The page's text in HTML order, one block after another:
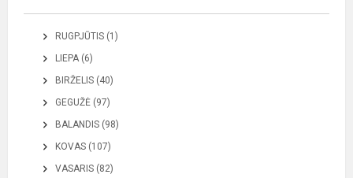
RUGPJŪTIS (1)
LIEPA (6)
BIRŽELIS (40)
GEGUŽĖ (97)
BALANDIS (98)
KOVAS (107)
VASARIS (82)